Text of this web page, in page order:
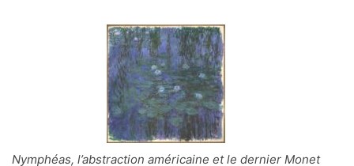
Nymphéas, l’abstraction américaine et le dernier Monet